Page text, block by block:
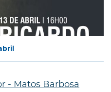
- Matos Barbosa